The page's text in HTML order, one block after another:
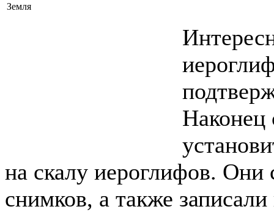
Земля
Наконец
на скалу иероглифов. Они
снимков, а также